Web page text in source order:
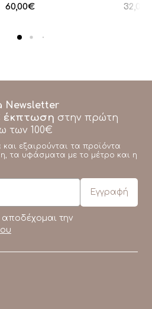
60,00€ 32,00
Newsletter
έκπτωση στην πρώτη
των 100€
και εξαιρούνται τα προϊόντα
τα υφάσματα με το μέτρο και η
την